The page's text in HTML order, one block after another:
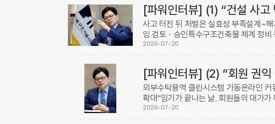
사고 터진 뒤 처벌은 실효성 부족설계~
잉 검토ㆍ승인특수구조건축물 체계 정
부 사단법인 등록 마무리 단계세계 최고
2026-07-20
외부수탁용역 클린시스템 가동온라인
확대“임기가 끝나는 날, 회원들의 대가
한국건축구조기술사회가 한층 깨끗해졌
2026-07-20